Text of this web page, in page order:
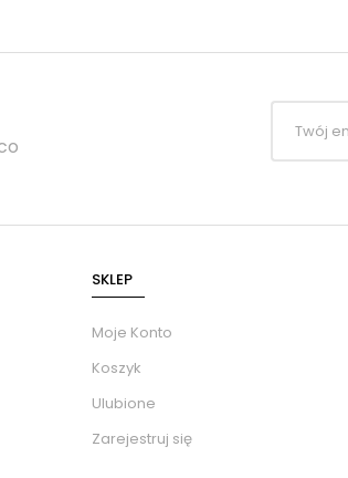
SKLEP
Moje Konto
Koszyk
Ulubione
Zarejestruj się